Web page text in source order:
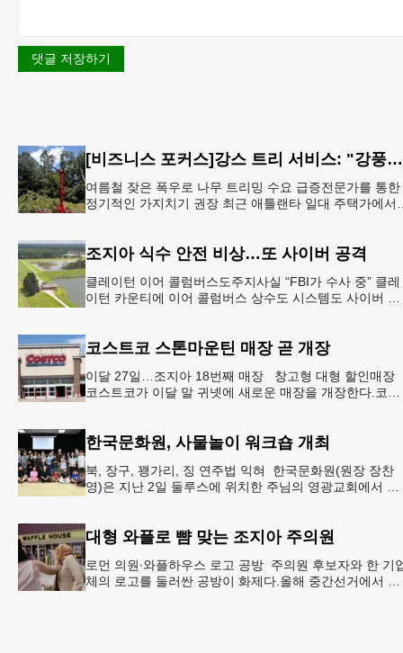
댓글 저장하기
[비즈니스 포커스]강스 트리 서비스: "강풍에 부러질라"… 여름철 주택가 수목 관리 '비상'
여름철 잦은 폭우로 나무 트리밍 수요 급증전문가를 통한
정기적인 가지치기 권장 최근 애틀랜타 일대 주택가에서
조지아 식수 안전 비상…또 사이버 공격
클레이턴 이어 콜럼버스도주지사실 “FBI가 수사 중” 클레
이턴 카운티에 이어 콜럼버스 상수도 시스템도 사이버 공
코스트코 스톤마운틴 매장 곧 개장
이달 27일…조지아 18번째 매장 창고형 대형 할인매장
코스트코가 이달 말 귀넷에 새로운 매장을 개장한다.코스
한국문화원, 사물놀이 워크숍 개최
북, 장구, 꽹가리, 징 연주법 익혀 한국문화원(원장 장찬
영)은 지난 2일 둘루스에 위치한 주님의 영광교회에서 사
대형 와플로 뺨 맞는 조지아 주의원
로먼 의원∙와플하우스 로고 공방 주의원 후보자와 한 기
체의 로고를 둘러싼 공방이 화제다.올해 중간선거에서 민